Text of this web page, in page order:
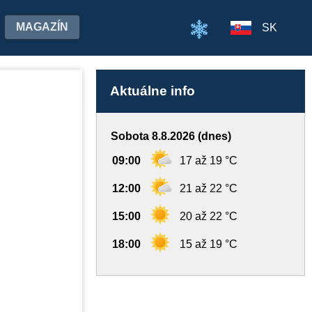
MAGAZÍN SK
Aktuálne info
Sobota 8.8.2026 (dnes)
09:00 17 až 19 °C
12:00 21 až 22 °C
15:00 20 až 22 °C
18:00 15 až 19 °C